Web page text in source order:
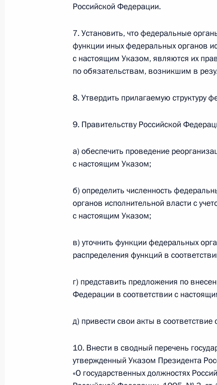
Рабочая встреча с Дмитрием
15 мая 2018 года, 20:15 Сочи
Открытие автодорожной части
Телефонный разговор с
Макроном
Встреча с Президентом Молдавии
14 мая 2018 года, 18:00
Встреча с Президентом
Российской Федерации.
7. Установить, что федеральные
функции иных федеральных органов
с настоящим Указом, являются их
по обязательствам, возникшим в
8. Утвердить прилагаемую структуру
9. Правительству Российской
а) обеспечить проведение
с настоящим Указом;
б) определить численность
органов исполнительной власти с
с настоящим Указом;
в) уточнить функции федеральных
распределения функций в
г) представить предложения по
Федерации в соответствии с
д) привести свои акты в
10. Внести в сводный перечень
утвержденный Указом Президента
«О государственных должностях